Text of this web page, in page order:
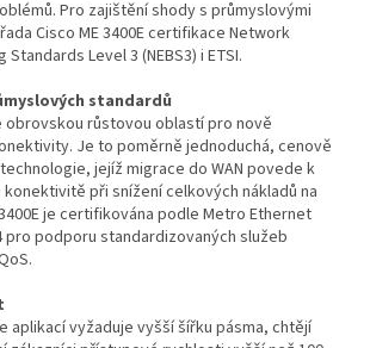
Pro zajištění shody s průmyslovými
Cisco ME 3400E certifikace Network
Level 3 (NEBS3) i ETSI.
standardů
obrovskou růstovou oblastí pro nově
Je to poměrně jednoduchá, cenově
jejíž migrace do WAN povede k
při snížení celkových nákladů na
je certifikována podle Metro Ethernet
pro podporu standardizovaných služeb
aplikací vyžaduje vyšší šířku pásma, chtějí